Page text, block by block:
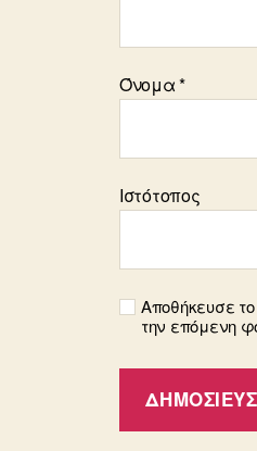
Όνομα*
Ιστότοπος
Αποθήκευσε
την επόμενη